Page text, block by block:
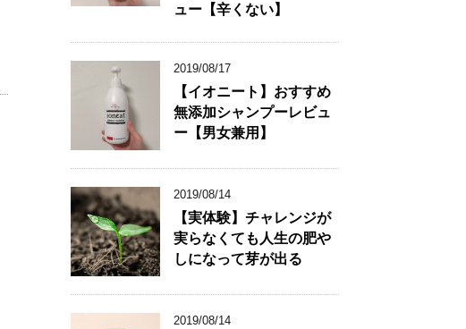
ュー【辛くない】
2019/08/17
【イオニート】おすすめ
無添加シャンプーレビュ
ー【男女兼用】
2019/08/14
【実体験】チャレンジが
実らなくても人生の肥や
しになって芽が出る
2019/08/14